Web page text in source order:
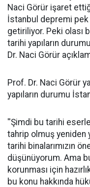
Naci Görür işaret
İstanbul depremi pek
getiriliyor. Peki olası
tarihi yapıların
Dr. Naci Görür
Prof. Dr. Naci Görür
yapıların durumu
''Şimdi bu tarihi
tahrip olmuş yeniden
tarihi binalarımızın
düşünüyorum. Ama
korunması için
bu konu hakkında